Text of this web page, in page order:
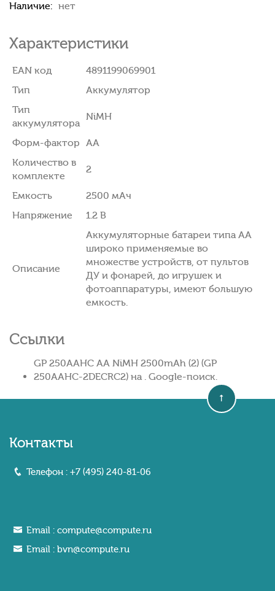
Наличие: нет
Характеристики
EAN код
4891199069901
Тип
Аккумулятор
Тип
аккумулятора
NiMH
Форм-фактор
AA
Количество в
комплекте
2
Емкость
2500 мAч
Напряжение
1.2 В
Описание
Аккумуляторные батареи типа AA
широко применяемые во
множестве устройств, от пультов
ДУ и фонарей, до игрушек и
фотоаппаратуры, имеют большую
емкость.
Ссылки
GP 250AAHC AA NiMH 2500mAh (2) (GP
250AAHC-2DECRC2) на . Google-поиск.
Контакты
Телефон : +7 (495) 240-81-06
Email : compute@compute.ru
Email : bvn@compute.ru